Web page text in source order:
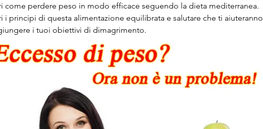
come perdere peso in modo efficace seguendo la dieta mediterranea.
i principi di questa alimentazione equilibrata e salutare che ti aiuteranno
i tuoi obiettivi di dimagrimento.